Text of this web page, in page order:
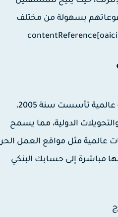
بسهولة من مختلف
بايونير هو شركة خدمات مالية عالمية تأسست سنة 2005،
الدولية، مما يسمح
مثل مواقع العمل الحر
مباشرة إلى حسابك البنكي